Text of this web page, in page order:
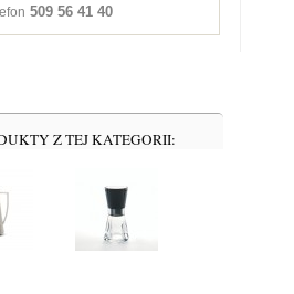
509 56 41 40
Z TEJ KATEGORII: